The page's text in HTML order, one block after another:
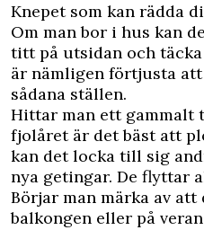
Knepet som kan rädda
Om man bor i hus kan
titt på utsidan och
är nämligen förtjusta
sådana ställen.
Hittar man ett gammalt
fjolåret är det bäst att
kan det locka till sig
nya getingar. De flyttar
Börjar man märka av
balkongen eller på